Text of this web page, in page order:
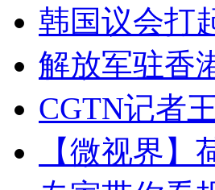
韩国议会打
解放军驻香
CGTN记者
【微视界